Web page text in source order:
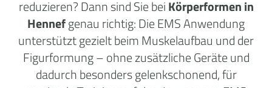
reduzieren? Dann sind Sie beiKörperformen in
Hennefgenau richtig: Die EMS Anwendung
unterstützt gezielt beim Muskelaufbau und der
Figurformung – ohne zusätzliche Geräte und
dadurch besonders gelenkschonend, für